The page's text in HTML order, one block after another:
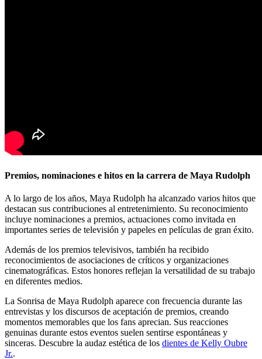
Premios, nominaciones e hitos en la carrera de Maya Rudolph
A lo largo de los años, Maya Rudolph ha alcanzado varios hitos que
destacan sus contribuciones al entretenimiento. Su reconocimiento
incluye nominaciones a premios, actuaciones como invitada en
importantes series de televisión y papeles en películas de gran éxito.
Además de los premios televisivos, también ha recibido
reconocimientos de asociaciones de críticos y organizaciones
cinematográficas. Estos honores reflejan la versatilidad de su trabajo
en diferentes medios.
La Sonrisa de Maya Rudolph aparece con frecuencia durante las
entrevistas y los discursos de aceptación de premios, creando
momentos memorables que los fans aprecian. Sus reacciones
genuinas durante estos eventos suelen sentirse espontáneas y
sinceras. Descubre la audaz estética de los dientes de Kelly Oubre
Jr..